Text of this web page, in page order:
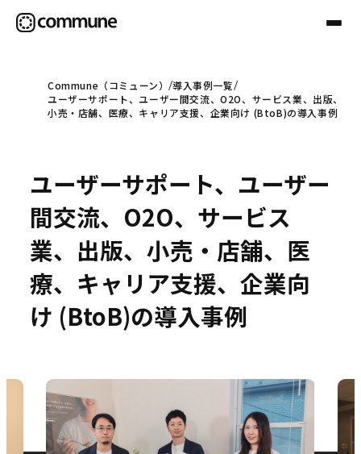
Communeについて
事例
セミナー
お問い合わせ
Commune（コミューン）
導入事例一覧
ユーザーサポート、ユーザー間交流、O2O、サービス業、出版、
小売・店舗、医療、キャリア支援、企業向け (BtoB)の導入事例
ユーザーサポート、ユーザー
間交流、O2O、サービス
業、出版、小売・店舗、医
療、キャリア支援、企業向
け (BtoB)の導入事例